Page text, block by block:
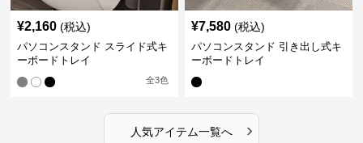
¥2,160 (税込)
パソコンスタンド スライド式キ
ーボードトレイ
全3色
¥7,580 (税込)
パソコンスタンド 引き出し式キ
ーボードトレイ
人気アイテム一覧へ ›